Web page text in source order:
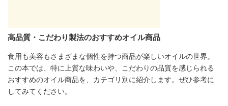
高品質・こだわり製法のおすすめオイル商品
食用も美容もさまざまな個性を持つ商品が楽しいオイルの世界。
この本では、特に上質な味わいや、こだわりの品質を感じられる
おすすめのオイル商品を、カテゴリ別に紹介します。ぜひ参考に
してみてください。